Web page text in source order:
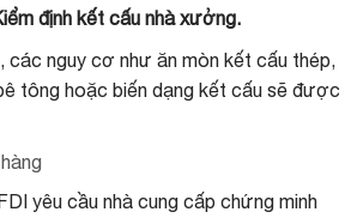
định kết cấu nhà xưởng.
các nguy cơ như ăn mòn kết cấu thép,
tông hoặc biến dạng kết cấu sẽ được
yêu cầu nhà cung cấp chứng minh